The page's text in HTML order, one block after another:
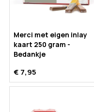
Merci met eigen inlay
kaart 250 gram -
Bedankje
€ 7,95